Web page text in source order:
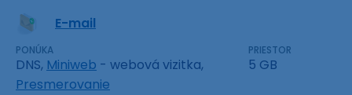
E-mail
PONÚKA
DNS, Miniweb - webová vizitka,
Presmerovanie
PRIESTOR
5 GB